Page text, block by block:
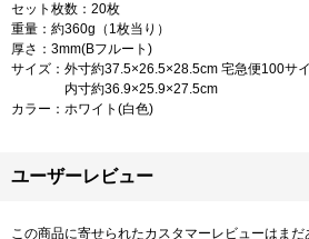
セット枚数：20枚
重量：約360g（1枚当り）
厚さ：3mm(Bフルート)
サイズ：外寸約37.5×26.5×28.5cm 宅急便100サ
内寸約36.9×25.9×27.5cm
カラー：ホワイト(白色)
ユーザーレビュー
この商品に寄せられたカスタマーレビューはまだ